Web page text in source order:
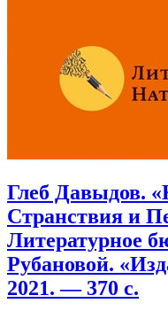
Глеб Давыдов.
Странствия и
Литературное
Рубановой.
2021. — 370 с.